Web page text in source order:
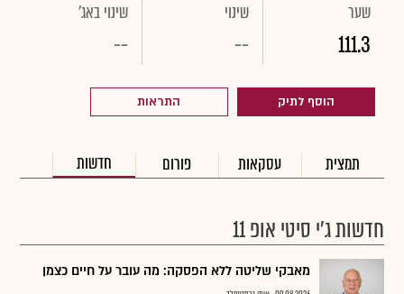
שער
111.3
שינוי
--
שינוי באג'
--
הוסף לתיק התראות
תמצית עסקאות פורום חדשות
חדשות ג'י סיטי אופ 11
מאבקי שליטה ללא הפסקה: מה עובר על חיים כצמן